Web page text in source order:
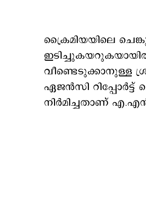
ക്രൈമിയയിലെ
വീണ്ടെടുക്കാനുള്ള
ഏജന്‍സി
നിര്‍മിച്ചതാണ്